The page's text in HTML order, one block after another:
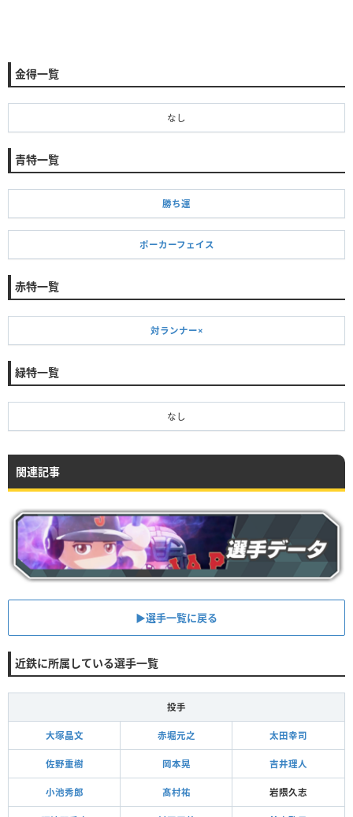
金得一覧
なし
青特一覧
勝ち運
ポーカーフェイス
赤特一覧
対ランナー×
緑特一覧
なし
関連記事
▶︎選手一覧に戻る
近鉄に所属している選手一覧
投手
大塚晶文 赤堀元之 太田幸司
佐野重樹 岡本晃 吉井理人
小池秀郎 髙村祐 岩隈久志